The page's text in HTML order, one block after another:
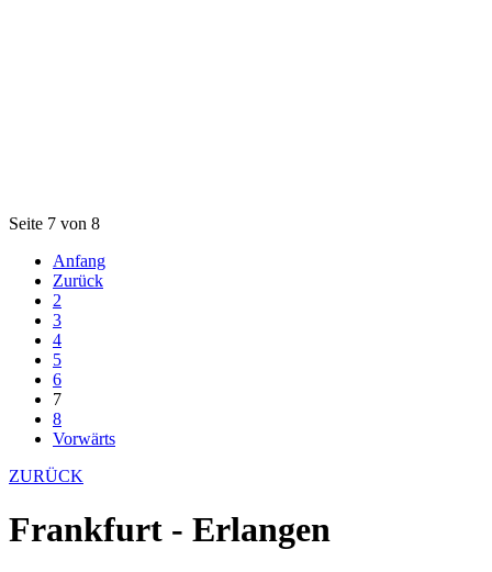
Seite 7 von 8
Anfang
Zurück
2
3
4
5
6
7
8
Vorwärts
ZURÜCK
Frankfurt - Erlangen